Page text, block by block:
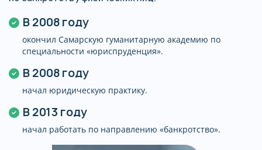
В 2008 году
окончил Самарскую гуманитарную академию по
специальности «юриспруденция».
В 2008 году
начал юридическую практику.
В 2013 году
начал работать по направлению «банкротство».